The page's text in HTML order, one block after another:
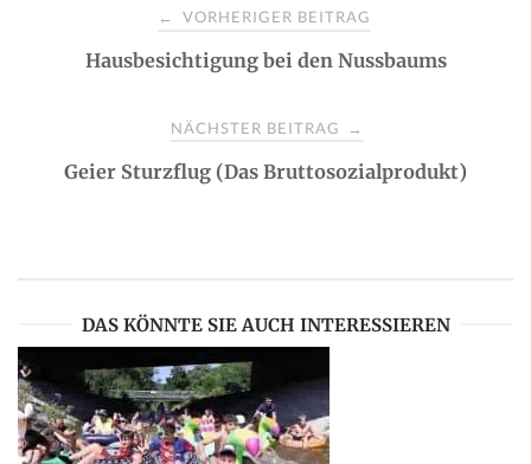
v
i
← VORHERIGER BEITRAG
Hausbesichtigung bei den Nussbaums
NÄCHSTER BEITRAG →
Geier Sturzflug (Das Bruttosozialprodukt)
DAS KÖNNTE SIE AUCH INTERESSIEREN